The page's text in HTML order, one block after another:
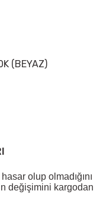
(BEYAZ)
olup olmadığını
değişimini kargodan